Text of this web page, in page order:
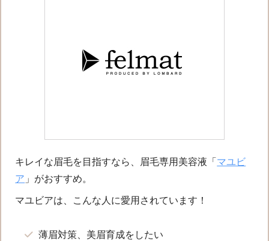
キレイな眉毛を目指すなら、眉毛専用美容液「 マユビ
ア 」がおすすめ。
マユビアは、こんな人に愛用されています！
薄眉対策、美眉育成をしたい